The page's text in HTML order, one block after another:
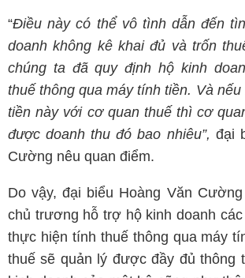
“Điều này có thể vô tình dẫn đến
doanh không kê khai đủ và trốn
chúng ta đã quy định hộ kinh
thuế thông qua máy tính tiền. Và
tiền này với cơ quan thuế thì cơ
được doanh thu đó bao nhiêu”, đại
Cường nêu quan điểm.
Do vậy, đại biểu Hoàng Văn
chủ trương hỗ trợ hộ kinh doanh
thực hiện tính thuế thông qua máy
thuế sẽ quản lý được đầy đủ thông